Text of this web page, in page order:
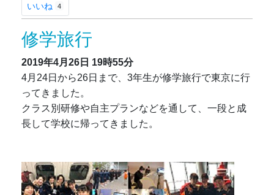
いいね 4
修学旅行
2019年4月26日 19時55分
4月24日から26日まで、3年生が修学旅行で東京に行
ってきました。
クラス別研修や自主プランなどを通して、一段と成
長して学校に帰ってきました。